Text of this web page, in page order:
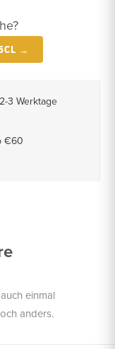
→
3 Werktage
€60
einmal
anders.